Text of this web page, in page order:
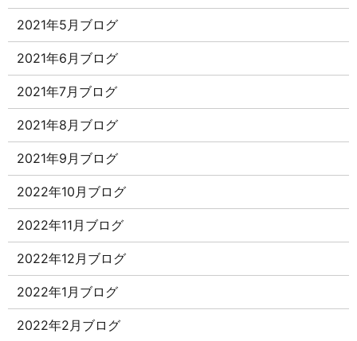
2021年5月ブログ
2021年6月ブログ
2021年7月ブログ
2021年8月ブログ
2021年9月ブログ
2022年10月ブログ
2022年11月ブログ
2022年12月ブログ
2022年1月ブログ
2022年2月ブログ